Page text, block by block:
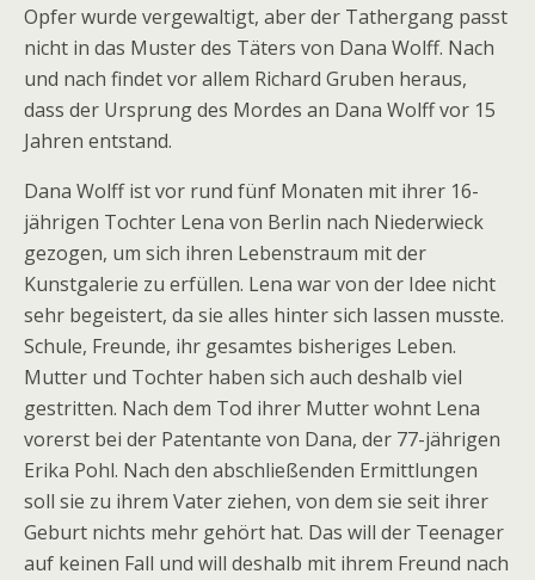
Opfer wurde vergewaltigt, aber der Tathergang passt
nicht in das Muster des Täters von Dana Wolff. Nach
und nach findet vor allem Richard Gruben heraus,
dass der Ursprung des Mordes an Dana Wolff vor 15
Jahren entstand.
Dana Wolff ist vor rund fünf Monaten mit ihrer 16-
jährigen Tochter Lena von Berlin nach Niederwieck
gezogen, um sich ihren Lebenstraum mit der
Kunstgalerie zu erfüllen. Lena war von der Idee nicht
sehr begeistert, da sie alles hinter sich lassen musste.
Schule, Freunde, ihr gesamtes bisheriges Leben.
Mutter und Tochter haben sich auch deshalb viel
gestritten. Nach dem Tod ihrer Mutter wohnt Lena
vorerst bei der Patentante von Dana, der 77-jährigen
Erika Pohl. Nach den abschließenden Ermittlungen
soll sie zu ihrem Vater ziehen, von dem sie seit ihrer
Geburt nichts mehr gehört hat. Das will der Teenager
auf keinen Fall und will deshalb mit ihrem Freund nach